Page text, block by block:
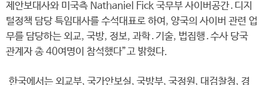
제안보대사와 미국측 Nathaniel Fick 국무부 사이버공간․디지
털정책 담당 특임대사를 수석대표로 하여, 양국의 사이버 관련 업
무를 담당하는 외교, 국방, 정보, 과학․기술, 법집행․수사 당국
관계자 총 40여명이 참석했다”고 밝혔다.
한국에서는 외교부, 국가안보실, 국방부, 국정원, 대검찰청, 경